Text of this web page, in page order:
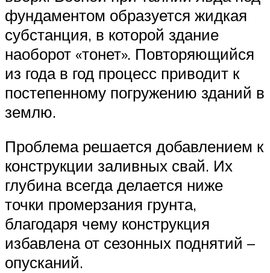
фундаментом образуется жидкая
субстанция, в которой здание
наоборот «тонет». Повторяющийся
из года в год процесс приводит к
постепенному погружению зданий в
землю.
Проблема решается добавлением к
конструкции заливных свай. Их
глубина всегда делается ниже
точки промерзания грунта,
благодаря чему конструкция
избавлена от сезонных поднятий –
опусканий.